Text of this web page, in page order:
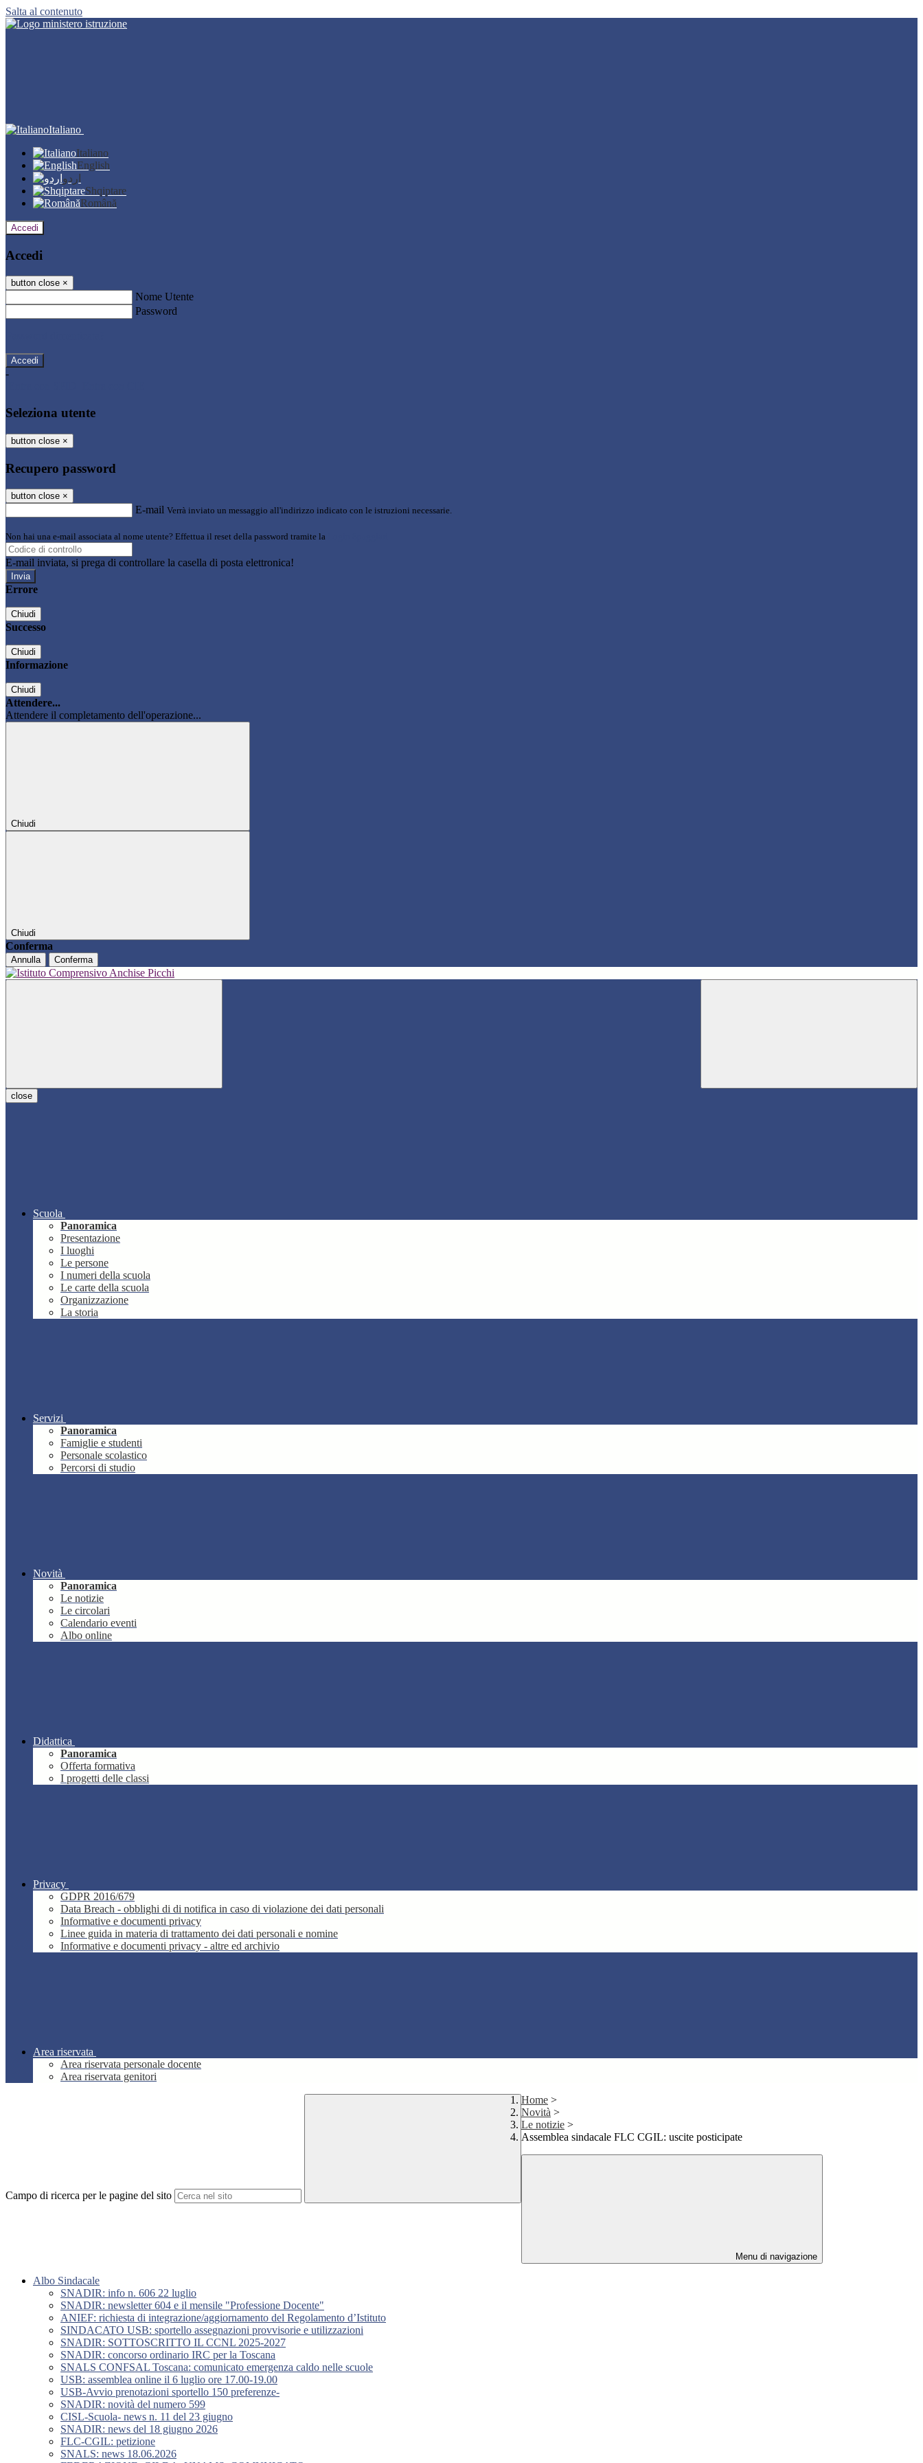
Salta al contenuto
Italiano
Italiano
English
اردو
Shqiptare
Română
Accedi
Accedi
button close ×
Nome Utente
Password
-
Seleziona utente
button close ×
Recupero password
button close ×
E-mail Verrà inviato un messaggio all'indirizzo indicato con le istruzioni necessarie.
Non hai una e-mail associata al nome utente? Effettua il reset della password tramite la
E-mail inviata, si prega di controllare la casella di posta elettronica!
Errore
Chiudi
Successo
Chiudi
Informazione
Chiudi
Attendere...
Attendere il completamento dell'operazione...
Chiudi
Chiudi
Conferma
Annulla Conferma
close
Scuola
Panoramica
Presentazione
I luoghi
Le persone
I numeri della scuola
Le carte della scuola
Organizzazione
La storia
Servizi
Panoramica
Famiglie e studenti
Personale scolastico
Percorsi di studio
Novità
Panoramica
Le notizie
Le circolari
Calendario eventi
Albo online
Didattica
Panoramica
Offerta formativa
I progetti delle classi
Privacy
GDPR 2016/679
Data Breach - obblighi di di notifica in caso di violazione dei dati personali
Informative e documenti privacy
Linee guida in materia di trattamento dei dati personali e nomine
Informative e documenti privacy - altre ed archivio
Area riservata
Area riservata personale docente
Area riservata genitori
Campo di ricerca per le pagine del sito
Home >
Novità >
Le notizie >
Assemblea sindacale FLC CGIL: uscite posticipate
Menu di navigazione
Albo Sindacale
SNADIR: info n. 606 22 luglio
SNADIR: newsletter 604 e il mensile "Professione Docente"
ANIEF: richiesta di integrazione/aggiornamento del Regolamento d’Istituto
SINDACATO USB: sportello assegnazioni provvisorie e utilizzazioni
SNADIR: SOTTOSCRITTO IL CCNL 2025-2027
SNADIR: concorso ordinario IRC per la Toscana
SNALS CONFSAL Toscana: comunicato emergenza caldo nelle scuole
USB: assemblea online il 6 luglio ore 17.00-19.00
USB-Avvio prenotazioni sportello 150 preferenze-
SNADIR: novità del numero 599
CISL-Scuola- news n. 11 del 23 giugno
SNADIR: news del 18 giugno 2026
FLC-CGIL: petizione
SNALS: news 18.06.2026